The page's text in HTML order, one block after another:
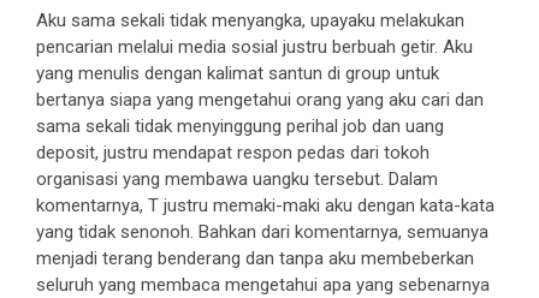
Aku sama sekali tidak menyangka, upayaku melakukan
pencarian melalui media sosial justru berbuah getir. Aku
yang menulis dengan kalimat santun di group untuk
bertanya siapa yang mengetahui orang yang aku cari dan
sama sekali tidak menyinggung perihal job dan uang
deposit, justru mendapat respon pedas dari tokoh
organisasi yang membawa uangku tersebut. Dalam
komentarnya, T justru memaki-maki aku dengan kata-kata
yang tidak senonoh. Bahkan dari komentarnya, semuanya
menjadi terang benderang dan tanpa aku membeberkan
seluruh yang membaca mengetahui apa yang sebenarnya